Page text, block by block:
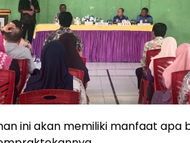
ini akan memiliki manfaat apa